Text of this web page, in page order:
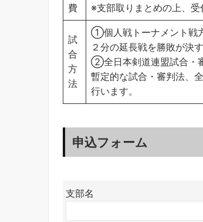
費
※支部取りまとめの上、受
試
合
方
法
①個人戦トーナメント戦
２分の延長戦を勝敗が決
②全日本剣道連盟試合・
暫定的な試合・審判法、
行います。
申込フォーム
支部名